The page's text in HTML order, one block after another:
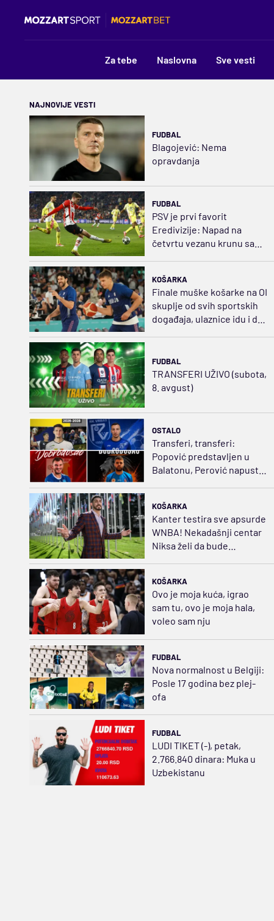
Za tebe Naslovna Sve vesti
NAJNOVIJE VESTI
FUDBAL
Blagojević: Nema
opravdanja
FUDBAL
PSV je prvi favorit
Eredivizije: Napad na
četvrtu vezanu krunu sa
KOŠARKA
Finale muške košarke na OI
skuplje od svih sportskih
događaja, ulaznice idu i do
FUDBAL
TRANSFERI UŽIVO (subota,
8. avgust)
OSTALO
Transferi, transferi:
Popović predstavljen u
Balatonu, Perović napustio
KOŠARKA
Kanter testira sve apsurde
WNBA! Nekadašnji centar
Niksa želi da bude
KOŠARKA
Ovo je moja kuća, igrao
sam tu, ovo je moja hala,
voleo sam nju
FUDBAL
Nova normalnost u Belgiji:
Posle 17 godina bez plej-
ofa
FUDBAL
LUDI TIKET (-), petak,
2.766.840 dinara: Muka u
Uzbekistanu